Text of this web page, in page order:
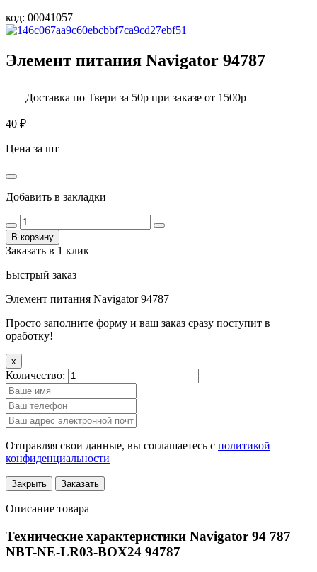
код: 00041057
Элемент питания Navigator 94787
Доставка по Твери за 50р при заказе от 1500р
40 ₽
Цена за шт
Добавить в закладки
В корзину
Заказать в 1 клик
Быстрый заказ
Элемент питания Navigator 94787
Просто заполните форму и ваш заказ сразу поступит в
оработку!
x
Количество:
Отправляя свои данные, вы соглашаетесь с политикой
конфиденциальности
Закрыть Заказать
Описание товара
Технические характеристики Navigator 94 787
NBT-NE-LR03-BOX24 94787